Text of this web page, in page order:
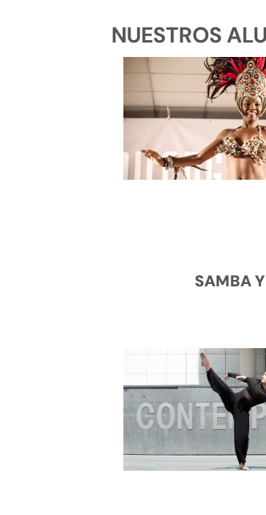
NUESTROS
SAMBA